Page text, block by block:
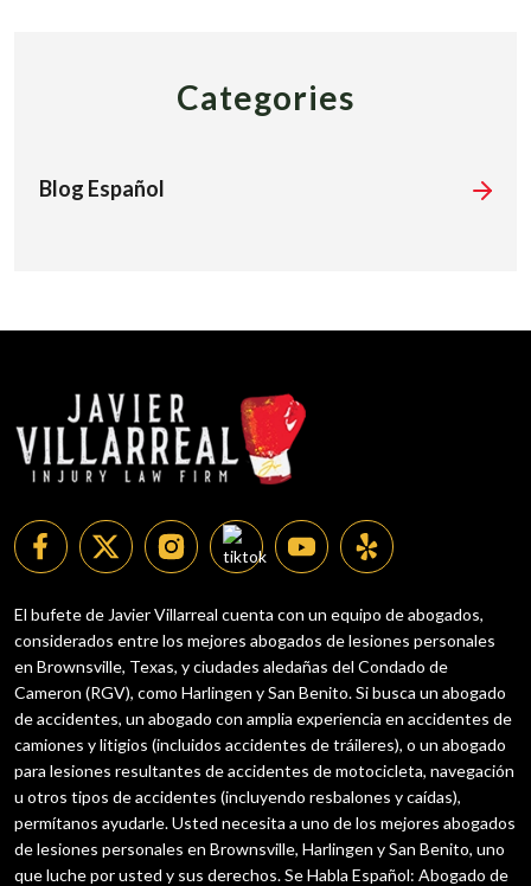
Categories
Blog Español
El bufete de Javier Villarreal cuenta con un equipo de abogados,
considerados entre los mejores abogados de lesiones personales
en Brownsville, Texas, y ciudades aledañas del Condado de
Cameron (RGV), como Harlingen y San Benito. Si busca un abogado
de accidentes, un abogado con amplia experiencia en accidentes de
camiones y litigios (incluidos accidentes de tráileres), o un abogado
para lesiones resultantes de accidentes de motocicleta, navegación
u otros tipos de accidentes (incluyendo resbalones y caídas),
permítanos ayudarle. Usted necesita a uno de los mejores abogados
de lesiones personales en Brownsville, Harlingen y San Benito, uno
que luche por usted y sus derechos. Se Habla Español: Abogado de